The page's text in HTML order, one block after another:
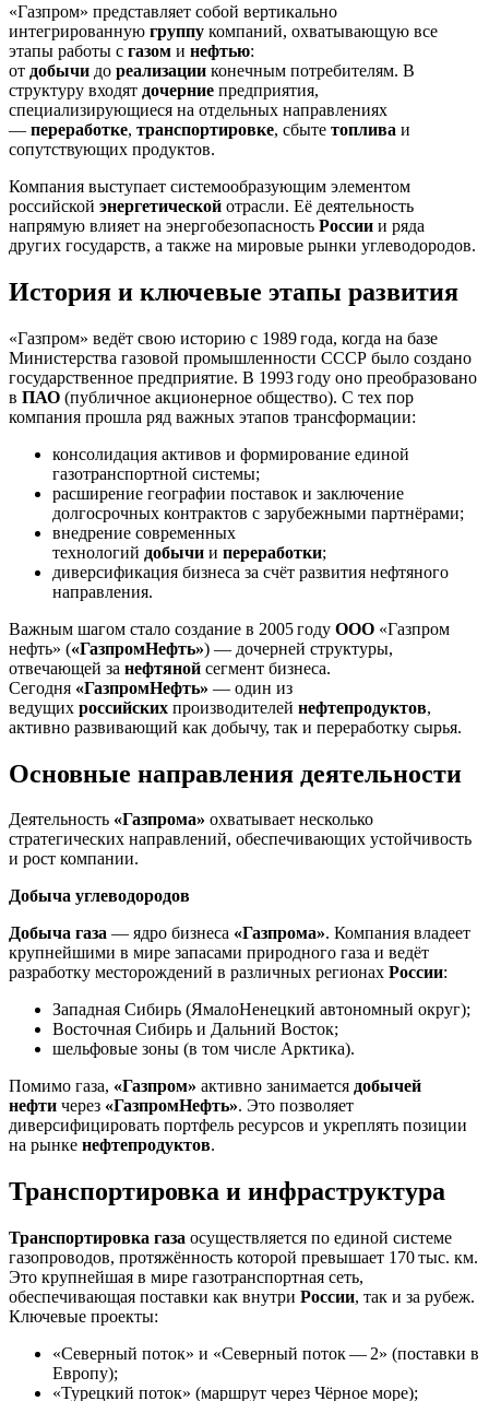
«Газпром» представляет собой вертикально
интегрированную группу компаний, охватывающую все
этапы работы с газом и нефтью:
от добычи до реализации конечным потребителям. В
структуру входят дочерние предприятия,
специализирующиеся на отдельных направлениях
— переработке, транспортировке, сбыте топлива и
сопутствующих продуктов.
Компания выступает системообразующим элементом
российской энергетической отрасли. Её деятельность
напрямую влияет на энергобезопасность России и ряда
других государств, а также на мировые рынки углеводородов.
История и ключевые этапы развития
«Газпром» ведёт свою историю с 1989 года, когда на базе
Министерства газовой промышленности СССР было создано
государственное предприятие. В 1993 году оно преобразовано
в ПАО (публичное акционерное общество). С тех пор
компания прошла ряд важных этапов трансформации:
консолидация активов и формирование единой
газотранспортной системы;
расширение географии поставок и заключение
долгосрочных контрактов с зарубежными партнёрами;
внедрение современных
технологий добычи и переработки;
диверсификация бизнеса за счёт развития нефтяного
направления.
Важным шагом стало создание в 2005 году ООО «Газпром
нефть» («ГазпромНефть») — дочерней структуры,
отвечающей за нефтяной сегмент бизнеса.
Сегодня «ГазпромНефть» — один из
ведущих российских производителей нефтепродуктов,
активно развивающий как добычу, так и переработку сырья.
Основные направления деятельности
Деятельность «Газпрома» охватывает несколько
стратегических направлений, обеспечивающих устойчивость
и рост компании.
Добыча углеводородов
Добыча газа — ядро бизнеса «Газпрома». Компания владеет
крупнейшими в мире запасами природного газа и ведёт
разработку месторождений в различных регионах России:
Западная Сибирь (ЯмалоНенецкий автономный округ);
Восточная Сибирь и Дальний Восток;
шельфовые зоны (в том числе Арктика).
Помимо газа, «Газпром» активно занимается добычей
нефти через «ГазпромНефть». Это позволяет
диверсифицировать портфель ресурсов и укреплять позиции
на рынке нефтепродуктов.
Транспортировка и инфраструктура
Транспортировка газа осуществляется по единой системе
газопроводов, протяжённость которой превышает 170 тыс. км.
Это крупнейшая в мире газотранспортная сеть,
обеспечивающая поставки как внутри России, так и за рубеж.
Ключевые проекты:
«Северный поток» и «Северный поток — 2» (поставки в
Европу);
«Турецкий поток» (маршрут через Чёрное море);